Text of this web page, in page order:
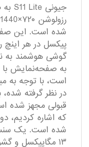
پیکسل در هر اینچ
گوشی هوشمند به
به صفحه‌نمایش با
است، با توجه به
در نظر گرفته
قبولی مجهز شده
که اشاره کردیم،
شده است. یک